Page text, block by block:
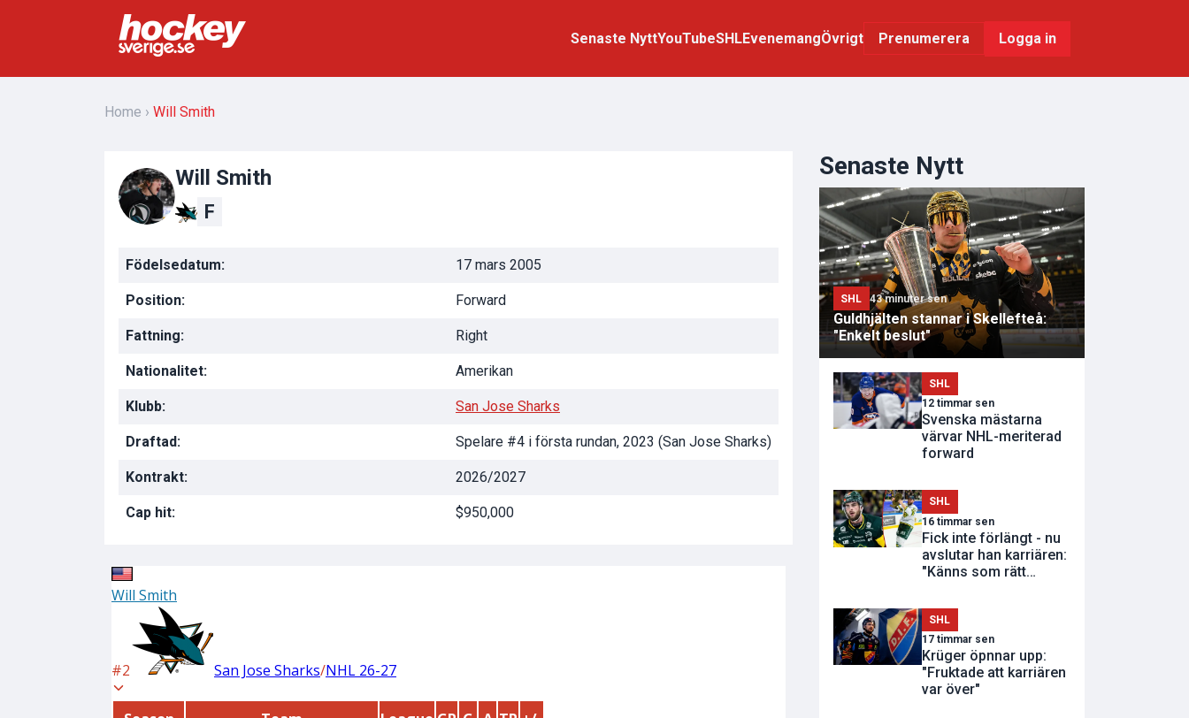
Senaste NyttYouTubeSHLEvenemangÖvrigt Prenumerera Logga in
Home Will Smith
Will Smith
F
Födelsedatum: 17 mars 2005
Position: Forward
Fattning: Right
Nationalitet: Amerikan
Klubb: San Jose Sharks
Draftad: Spelare #4 i första rundan, 2023 (San Jose Sharks)
Kontrakt: 2026/2027
Cap hit: $950,000
Senaste Nytt
SHL 43 minuter sen
Guldhjälten stannar i Skellefteå:
"Enkelt beslut"
SHL
12 timmar sen
Svenska mästarna
värvar NHL-meriterad
forward
SHL
16 timmar sen
Fick inte förlängt - nu
avslutar han karriären:
"Känns som rätt
SHL
17 timmar sen
Krüger öpnnar upp:
"Fruktade att karriären
var över"